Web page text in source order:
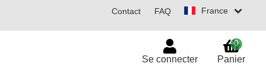
France
Contact FAQ
Se connecter Panier
0